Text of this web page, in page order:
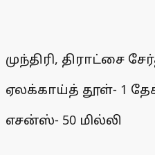
முந்திரி, திராட்சை
ஏலக்காய்த் தூள்- 1
எசன்ஸ்- 50 மில்லி